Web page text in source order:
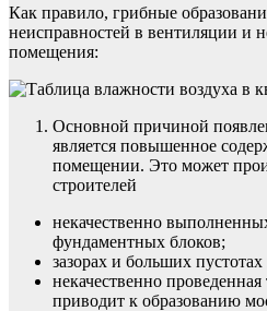
Как правило, грибные
неисправностей в вентиляции и
помещения:
Основной причиной
является повышенное
помещении. Это может
строителей
некачественно
фундаментных блоков;
зазорах и больших пустотах
некачественно
приводит к образованию